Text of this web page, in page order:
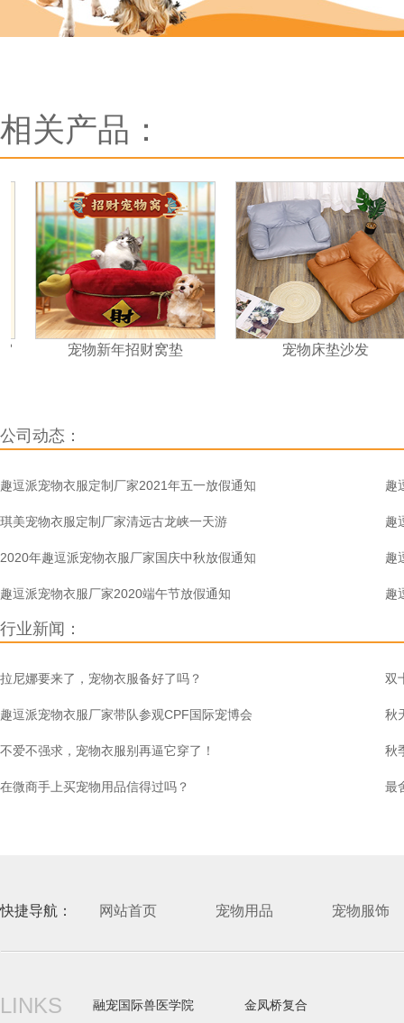
相关产品：
物新年招财窝垫 宠物床垫沙发
公司动态：
趣逗派宠物衣服定制厂家2021年五一放假通知 趣
琪美宠物衣服定制厂家清远古龙峡一天游 趣
2020年趣逗派宠物衣服厂家国庆中秋放假通知 趣
趣逗派宠物衣服厂家2020端午节放假通知 趣
行业新闻：
拉尼娜要来了，宠物衣服备好了吗？ 双
趣逗派宠物衣服厂家带队参观CPF国际宠博会 秋
不爱不强求，宠物衣服别再逼它穿了！ 秋
在微商手上买宠物用品信得过吗？ 最
快捷导航： 网站首页 宠物用品 宠物服饰
LINKS 融宠国际兽医学院 金凤桥复合